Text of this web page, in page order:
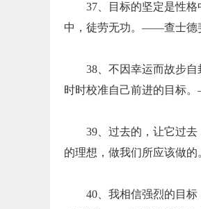
37、目标的坚定是性
中，徒劳无功。——查士德
38、不因幸运而故步
时时校准自己前进的目标
39、过去的，让它过
的理想，做我们所应该做
40、我相信强烈的目